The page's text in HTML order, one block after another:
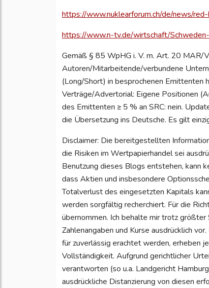
https://www.nuklearforum.ch/de/news/
https://www.n-tv.de/wirtschaft/
Gemäß § 85 WpHG i. V. m. Art. 20
Autoren/Mitarbeitende/verbundene
(Long/Short) in besprochenen Emittenten
Verträge/Advertorial: Eigene Positionen
des Emittenten ≥ 5 % an SRC: nein.
die Übersetzung ins Deutsche. Es gilt
Disclaimer: Die bereitgestellten
die Risiken im Wertpapierhandel sei
Benutzung dieses Blogs entstehen, kann
dass Aktien und insbesondere
Totalverlust des eingesetzten Kapitals
werden sorgfältig recherchiert. Für die
übernommen. Ich behalte mir trotz
Zahlenangaben und Kurse ausdrücklich
für zuverlässig erachtet werden, erheben
Vollständigkeit. Aufgrund gerichtlicher
verantworten (so u.a. Landgericht
ausdrückliche Distanzierung von diesen